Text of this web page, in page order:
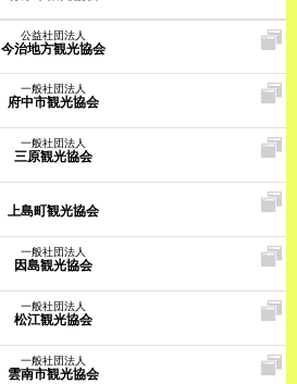
公益社団法人
今治地方観光協会
一般社団法人
府中市観光協会
一般社団法人
三原観光協会
上島町観光協会
一般社団法人
因島観光協会
一般社団法人
松江観光協会
一般社団法人
雲南市観光協会